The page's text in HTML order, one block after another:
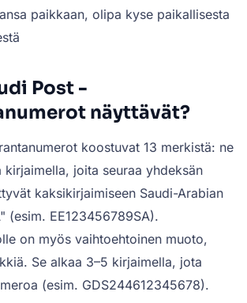
paikkaan, olipa kyse paikallisesta
Post -
näyttävät?
koostuvat 13 merkistä: ne
kirjaimella, joita seuraa yhdeksän
kaksikirjaimiseen Saudi-Arabian
(esim. EE123456789SA).
on myös vaihtoehtoinen muoto,
Se alkaa 3–5 kirjaimella, jota
(esim. GDS244612345678).